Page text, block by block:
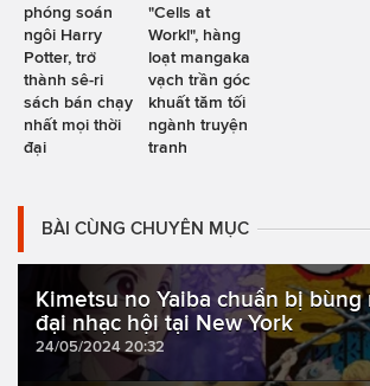
phóng soán
ngôi Harry
Potter, trở
thành sê-ri
sách bán chạy
nhất mọi thời
đại
"Cells at
Work!", hàng
loạt mangaka
vạch trần góc
khuất tăm tối
ngành truyện
tranh
BÀI CÙNG CHUYÊN MỤC
Kimetsu no Yaiba chuẩn bị
đại nhạc hội tại New York
24/05/2024 20:32